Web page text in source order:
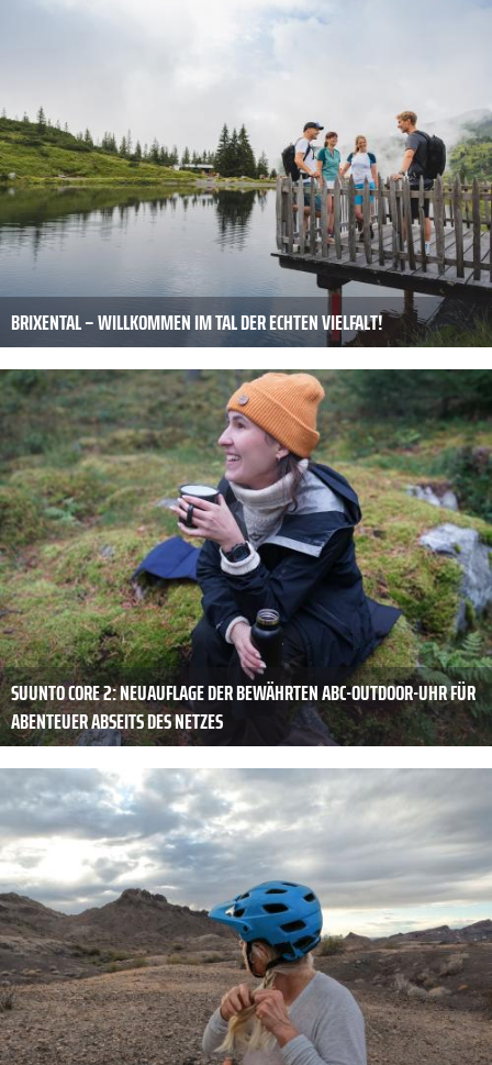
BRIXENTAL – WILLKOMMEN IM TAL DER ECHTEN VIELFALT!
SUUNTO CORE 2: NEUAUFLAGE DER BEWÄHRTEN ABC-OUTDOOR-UHR FÜR
ABENTEUER ABSEITS DES NETZES